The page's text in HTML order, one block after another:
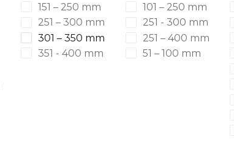
151 – 250 mm
251 – 300 mm
301 – 350 mm
351 - 400 mm
101 – 250 mm
251 - 300 mm
251 – 400 mm
51 – 100 mm